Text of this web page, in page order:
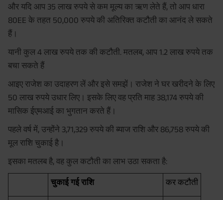
और यदि आप 35 लाख रुपये से कम मूल्य का ऋण लेते हैं, तो आप धारा
80EE के तहत 50,000 रुपये की अतिरिक्त कटौती का आनंद ले सकते
हैं।
यानी कुल 4 लाख रुपये तक की कटौती. मतलब, आप 1.2 लाख रुपये तक
बचा सकते हैं
आइए राजेश का उदाहरण लें और इसे समझें। राजेश ने घर खरीदने के लिए
50 लाख रुपये उधार लिए। इसके लिए वह प्रति माह 38,174 रुपये की
मासिक ईएमआई का भुगतान करते हैं।
पहले वर्ष में, उन्होंने 3,71,329 रुपये की ब्याज राशि और 86,758 रुपये की
मूल राशि चुकाई है।
इसका मतलब है, वह कुल कटौती का लाभ उठा सकता है:
चुकाई गई राशि कर कटौती